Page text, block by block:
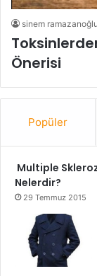
sinem ramazanoğlu
Önerisi
Popüler
Multiple
Nelerdir?
29 Temmuz 2015